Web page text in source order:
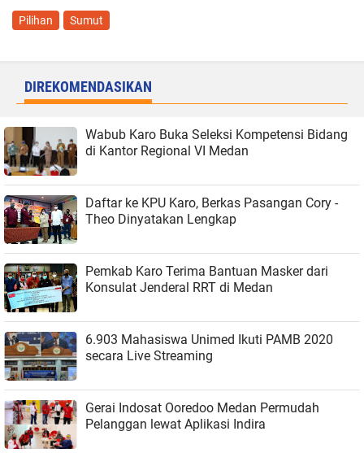
Pilihan Sumut
DIREKOMENDASIKAN
Wabub Karo Buka Seleksi Kompetensi Bidang
di Kantor Regional VI Medan
Daftar ke KPU Karo, Berkas Pasangan Cory -
Theo Dinyatakan Lengkap
Pemkab Karo Terima Bantuan Masker dari
Konsulat Jenderal RRT di Medan
6.903 Mahasiswa Unimed Ikuti PAMB 2020
secara Live Streaming
Gerai Indosat Ooredoo Medan Permudah
Pelanggan lewat Aplikasi Indira